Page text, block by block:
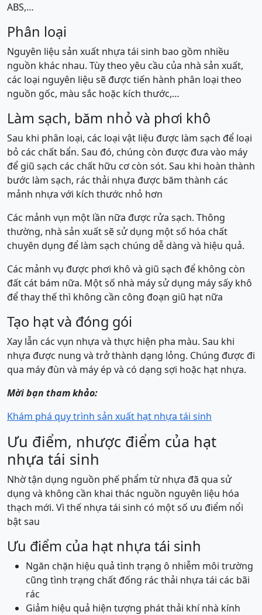
ABS,…
Phân loại
Nguyên liệu sản xuất nhựa tái sinh bao gồm nhiều
nguồn khác nhau. Tùy theo yêu cầu của nhà sản xuất,
các loại nguyên liệu sẽ được tiến hành phân loại theo
nguồn gốc, màu sắc hoặc kích thước,…
Làm sạch, băm nhỏ và phơi khô
Sau khi phân loại, các loại vật liệu được làm sạch để loại
bỏ các chất bẩn. Sau đó, chúng còn được đưa vào máy
để giũ sạch các chất hữu cơ còn sót. Sau khi hoàn thành
bước làm sạch, rác thải nhựa được băm thành các
mảnh nhựa với kích thước nhỏ hơn
Các mảnh vụn một lần nữa được rửa sạch. Thông
thường, nhà sản xuất sẽ sử dụng một số hóa chất
chuyên dụng để làm sạch chúng dễ dàng và hiệu quả.
Các mảnh vụ được phơi khô và giũ sạch để không còn
đất cát bám nữa. Một số nhà máy sử dụng máy sấy khô
để thay thế thì không cần công đoạn giũ hạt nữa
Tạo hạt và đóng gói
Xay lẫn các vụn nhựa và thực hiện pha màu. Sau khi
nhựa được nung và trở thành dạng lỏng. Chúng được đi
qua máy đùn và máy ép và có dạng sợi hoặc hạt nhựa.
Mời bạn tham khảo:
Khám phá quy trình sản xuất hạt nhựa tái sinh
Ưu điểm, nhược điểm của hạt
nhựa tái sinh
Nhờ tận dụng nguồn phế phẩm từ nhựa đã qua sử
dụng và không cần khai thác nguồn nguyên liệu hóa
thạch mới. Vì thế nhựa tái sinh có một số ưu điểm nổi
bật sau
Ưu điểm của hạt nhựa tái sinh
Ngăn chặn hiệu quả tình trạng ô nhiễm môi trường
cũng tình trạng chất đống rác thải nhựa tái các bãi
rác
Giảm hiệu quả hiện tượng phát thải khí nhà kính